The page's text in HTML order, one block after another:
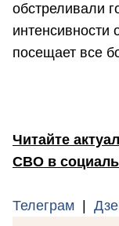
обстреливали
интенсивности
посещает все
Читайте
СВО в
Телеграм |